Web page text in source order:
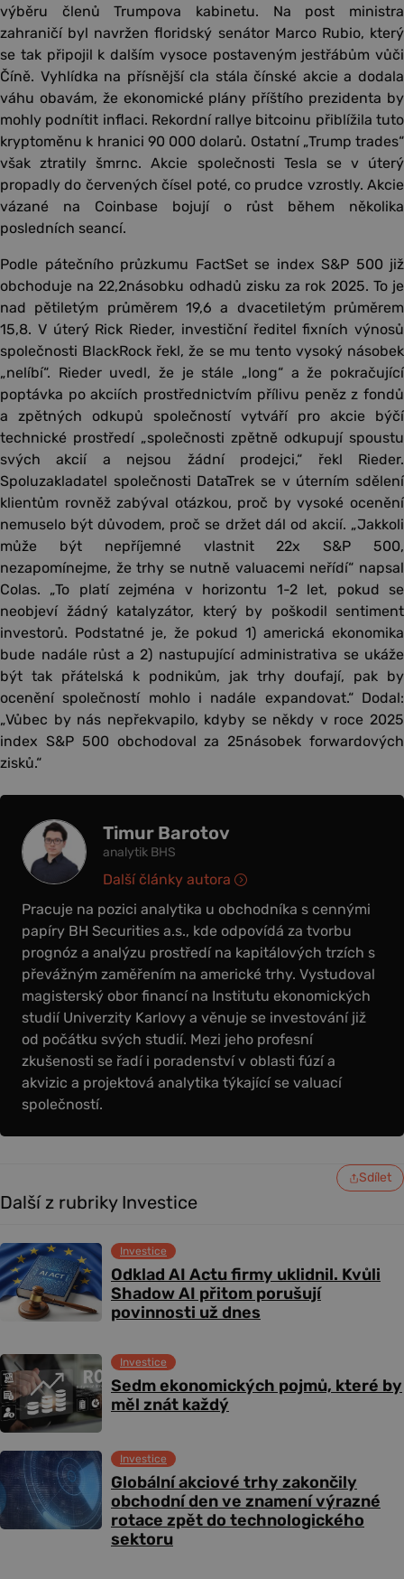
výběru členů Trumpova kabinetu. Na post ministra
zahraničí byl navržen floridský senátor Marco Rubio, který
se tak připojil k dalším vysoce postaveným jestřábům vůči
Číně. Vyhlídka na přísnější cla stála čínské akcie a dodala
váhu obavám, že ekonomické plány příštího prezidenta by
mohly podnítit inflaci. Rekordní rallye bitcoinu přiblížila tuto
kryptoměnu k hranici 90 000 dolarů. Ostatní „Trump trades“
však ztratily šmrnc. Akcie společnosti Tesla se v úterý
propadly do červených čísel poté, co prudce vzrostly. Akcie
vázané na Coinbase bojují o růst během několika
posledních seancí.
Podle pátečního průzkumu FactSet se index S&P 500 již
obchoduje na 22,2násobku odhadů zisku za rok 2025. To je
nad pětiletým průměrem 19,6 a dvacetiletým průměrem
15,8. V úterý Rick Rieder, investiční ředitel fixních výnosů
společnosti BlackRock řekl, že se mu tento vysoký násobek
„nelíbí“. Rieder uvedl, že je stále „long“ a že pokračující
poptávka po akciích prostřednictvím přílivu peněz z fondů
a zpětných odkupů společností vytváří pro akcie býčí
technické prostředí „společnosti zpětně odkupují spoustu
svých akcií a nejsou žádní prodejci,“ řekl Rieder.
Spoluzakladatel společnosti DataTrek se v úterním sdělení
klientům rovněž zabýval otázkou, proč by vysoké ocenění
nemuselo být důvodem, proč se držet dál od akcií. „Jakkoli
může být nepříjemné vlastnit 22x S&P 500,
nezapomínejme, že trhy se nutně valuacemi neřídí“ napsal
Colas. „To platí zejména v horizontu 1-2 let, pokud se
neobjeví žádný katalyzátor, který by poškodil sentiment
investorů. Podstatné je, že pokud 1) americká ekonomika
bude nadále růst a 2) nastupující administrativa se ukáže
být tak přátelská k podnikům, jak trhy doufají, pak by
ocenění společností mohlo i nadále expandovat.“ Dodal:
„Vůbec by nás nepřekvapilo, kdyby se někdy v roce 2025
index S&P 500 obchodoval za 25násobek forwardových
zisků.“
Timur Barotov
analytik BHS
Pracuje na pozici analytika u obchodníka s cennými
papíry BH Securities a.s., kde odpovídá za tvorbu
prognóz a analýzu prostředí na kapitálových trzích s
převážným zaměřením na americké trhy. Vystudoval
magisterský obor financí na Institutu ekonomických
studií Univerzity Karlovy a věnuje se investování již
od počátku svých studií. Mezi jeho profesní
zkušenosti se řadí i poradenství v oblasti fúzí a
akvizic a projektová analytika týkající se valuací
společností.
Další články autora
Sdílet
Další z rubriky Investice
Odklad AI Actu firmy uklidnil. Kvůli
Shadow AI přitom porušují
povinnosti už dnes
Investice
Sedm ekonomických pojmů, které by
měl znát každý
Investice
Globální akciové trhy zakončily
obchodní den ve znamení výrazné
rotace zpět do technologického
sektoru
Investice